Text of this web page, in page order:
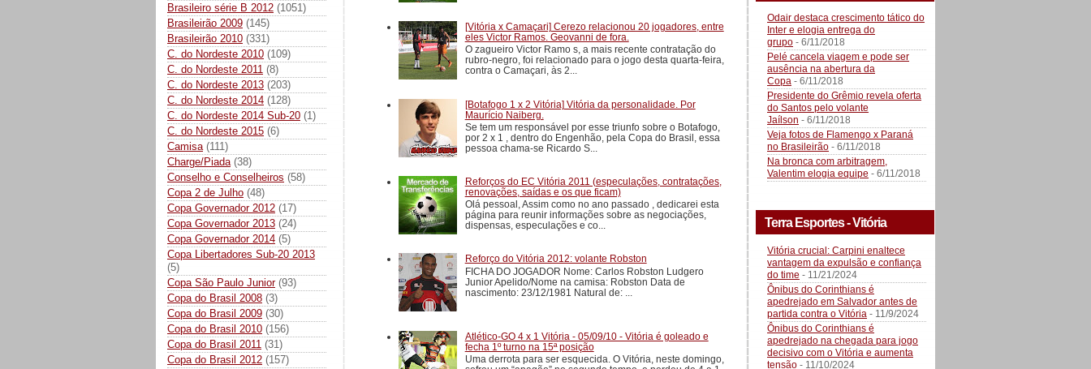
Brasileiro série B 2012 (1051)
Brasileirão 2009 (145)
Brasileirão 2010 (331)
C. do Nordeste 2010 (109)
C. do Nordeste 2011 (8)
C. do Nordeste 2013 (203)
C. do Nordeste 2014 (128)
C. do Nordeste 2014 Sub-20 (1)
C. do Nordeste 2015 (6)
Camisa (111)
Charge/Piada (38)
Conselho e Conselheiros (58)
Copa 2 de Julho (48)
Copa Governador 2012 (17)
Copa Governador 2013 (24)
Copa Governador 2014 (5)
Copa Libertadores Sub-20 2013
(5)
Copa São Paulo Junior (93)
Copa do Brasil 2008 (3)
Copa do Brasil 2009 (30)
Copa do Brasil 2010 (156)
Copa do Brasil 2011 (31)
Copa do Brasil 2012 (157)
[Vitória x Camaçari] Cerezo relacionou 20 jogadores, entre
eles Victor Ramos. Geovanni de fora.
O zagueiro Victor Ramo s, a mais recente contratação do
rubro-negro, foi relacionado para o jogo desta quarta-feira,
contra o Camaçari, às 2...
[Botafogo 1 x 2 Vitória] Vitória da personalidade. Por
Maurício Naiberg.
Se tem um responsável por esse triunfo sobre o Botafogo,
por 2 x 1 , dentro do Engenhão, pela Copa do Brasil, essa
pessoa chama-se Ricardo S...
Reforços do EC Vitória 2011 (especulações, contratações,
renovações, saídas e os que ficam)
Olá pessoal, Assim como no ano passado , dedicarei esta
página para reunir informações sobre as negociações,
dispensas, especulações e co...
Reforço do Vitória 2012: volante Robston
FICHA DO JOGADOR Nome: Carlos Robston Ludgero
Junior Apelido/Nome na camisa: Robston Data de
nascimento: 23/12/1981 Natural de: ...
Atlético-GO 4 x 1 Vitória - 05/09/10 - Vitória é goleado e
fecha 1º turno na 15ª posição
Uma derrota para ser esquecida. O Vitória, neste domingo,
Odair destaca crescimento tático do
Inter e elogia entrega do
grupo - 6/11/2018
Pelé cancela viagem e pode ser
ausência na abertura da
Copa - 6/11/2018
Presidente do Grêmio revela oferta
do Santos pelo volante
Jaílson - 6/11/2018
Veja fotos de Flamengo x Paraná
no Brasileirão - 6/11/2018
Na bronca com arbitragem,
Valentim elogia equipe - 6/11/2018
Terra Esportes - Vitória
Vitória crucial: Carpini enaltece
vantagem da expulsão e confiança
do time - 11/21/2024
Ônibus do Corinthians é
apedrejado em Salvador antes de
partida contra o Vitória - 11/9/2024
Ônibus do Corinthians é
apedrejado na chegada para jogo
decisivo com o Vitória e aumenta
tensão - 11/10/2024